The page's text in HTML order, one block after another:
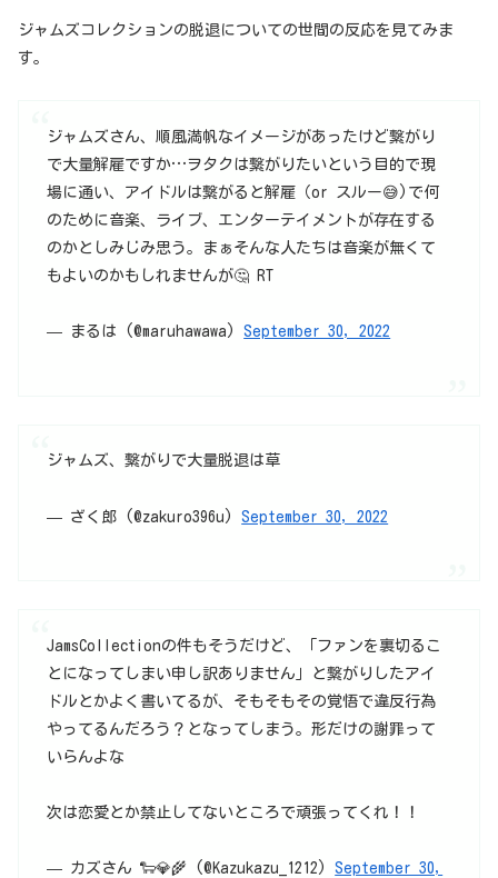
ジャムズコレクションの脱退についての世間の反応を見てみま
す。
ジャムズさん、順風満帆なイメージがあったけど繋がり
で大量解雇ですか…ヲタクは繋がりたいという目的で現
場に通い、アイドルは繋がると解雇（or スルー😅)で何
のために音楽、ライブ、エンターテイメントが存在する
のかとしみじみ思う。まぁそんな人たちは音楽が無くて
もよいのかもしれませんが🤔 RT
— まるは (@maruhawawa)September 30, 2022
ジャムズ、繋がりで大量脱退は草
— ざく郎 (@zakuro396u)September 30, 2022
JamsCollectionの件もそうだけど、「ファンを裏切るこ
とになってしまい申し訳ありません」と繋がりしたアイ
ドルとかよく書いてるが、そもそもその覚悟で違反行為
やってるんだろう？となってしまう。形だけの謝罪って
いらんよな
次は恋愛とか禁止してないところで頑張ってくれ！！
— カズさん 🐑💎🌾 (@Kazukazu_1212)September 30,